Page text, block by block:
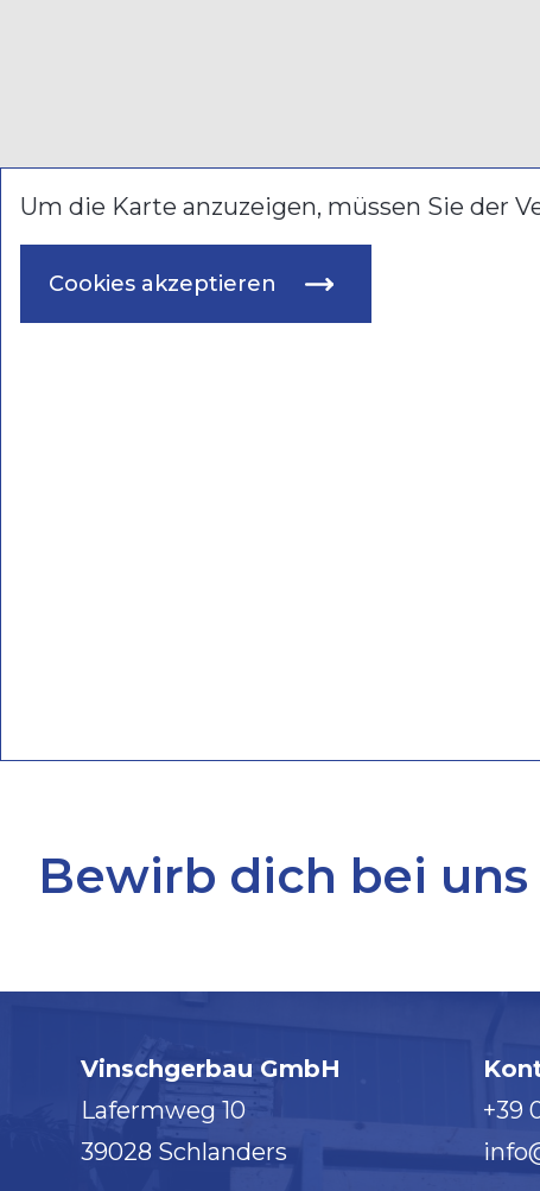
Um die Karte anzuzeigen, müssen Sie der
Cookies akzeptieren
Bewirb dich bei uns
Vinschgerbau GmbH
Lafermweg 10
39028 Schlanders
+39